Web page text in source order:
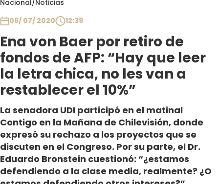
Nacional/Noticias
06/ 07/ 2020
12:39
Ena von Baer por retiro de
fondos de AFP: “Hay que leer
la letra chica, no les van a
restablecer el 10%”
La senadora UDI participó en el matinal
Contigo en la Mañana de Chilevisión, donde
expresó su rechazo a los proyectos que se
discuten en el Congreso. Por su parte, el Dr.
Eduardo Bronstein cuestionó: “¿estamos
defendiendo a la clase media, realmente? ¿O
Club De La Comedia
Contigo en Directo
Plan Perfecto
El Tiempo
Sabingo
Todos Los Programas